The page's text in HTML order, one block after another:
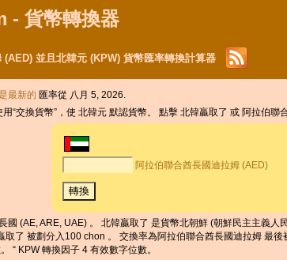
- 貨幣轉換器
(AED) 並且北韓元 (KPW) 貨幣匯率轉換計算器
最新的 匯率從 八月 5, 2026.
“交換貨幣”，使 北韓元 默認貨幣。 點擊 北韓贏取了 或 阿拉伯聯
阿拉伯聯合酋長國迪拉姆 (AED)
國 (AE, ARE, UAE) 。 北韓贏取了 是貨幣北朝鮮 (朝鮮民主主義
了 被劃分入100 chon 。 交換率為阿拉伯聯合酋長國迪拉姆 最
“ KPW 轉換因子 4 有效數字位數。